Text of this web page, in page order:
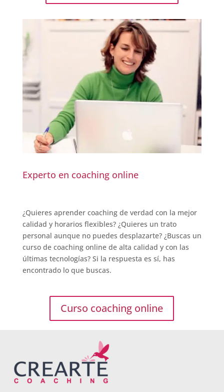
Experto en coaching online
¿Quieres aprender coaching de verdad con la mejor
calidad y horarios flexibles? ¿Quieres un trato
personal aunque no puedes desplazarte? ¿Buscas un
curso de coaching online de alta calidad y con las
últimas tecnologías? Si la respuesta es sí, has
encontrado lo que buscas.
Curso coaching online